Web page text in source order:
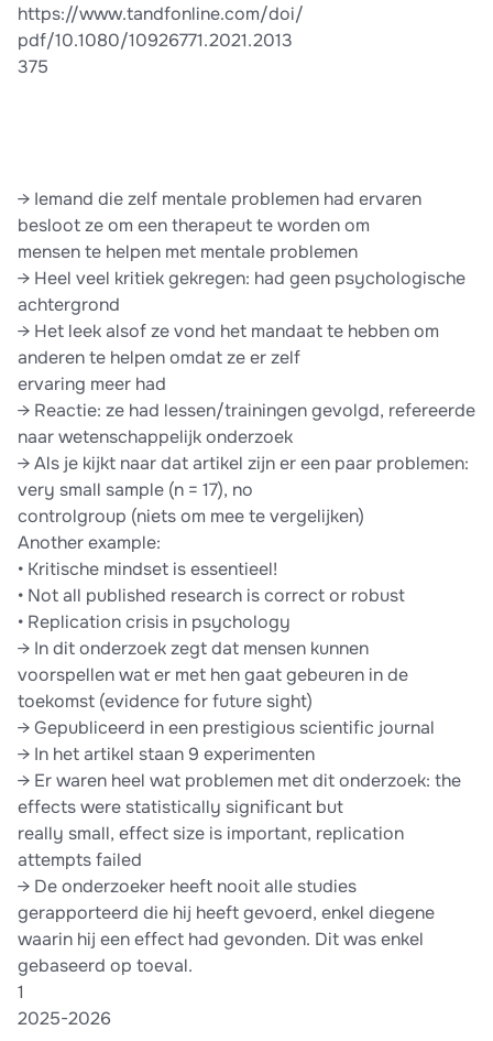
https://www.tandfonline.com/doi/
pdf/10.1080/10926771.2021.2013
375
→ Iemand die zelf mentale problemen had ervaren
besloot ze om een therapeut te worden om
mensen te helpen met mentale problemen
→ Heel veel kritiek gekregen: had geen psychologische
achtergrond
→ Het leek alsof ze vond het mandaat te hebben om
anderen te helpen omdat ze er zelf
ervaring meer had
→ Reactie: ze had lessen/trainingen gevolgd, refereerde
naar wetenschappelijk onderzoek
→ Als je kijkt naar dat artikel zijn er een paar problemen:
very small sample (n = 17), no
controlgroup (niets om mee te vergelijken)
Another example:
• Kritische mindset is essentieel!
• Not all published research is correct or robust
• Replication crisis in psychology
→ In dit onderzoek zegt dat mensen kunnen
voorspellen wat er met hen gaat gebeuren in de
toekomst (evidence for future sight)
→ Gepubliceerd in een prestigious scientific journal
→ In het artikel staan 9 experimenten
→ Er waren heel wat problemen met dit onderzoek: the
effects were statistically significant but
really small, effect size is important, replication
attempts failed
→ De onderzoeker heeft nooit alle studies
gerapporteerd die hij heeft gevoerd, enkel diegene
waarin hij een effect had gevonden. Dit was enkel
gebaseerd op toeval.
1
2025-2026